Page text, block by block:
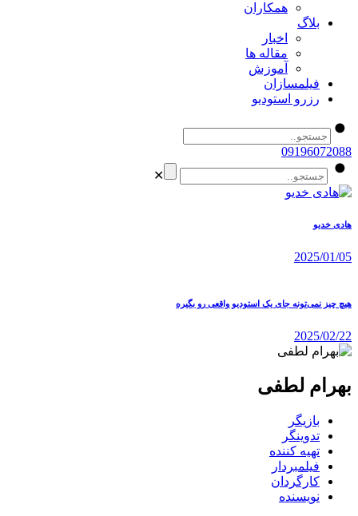
همکاران
بلاگ
اخبار
مقاله ها
آموزش
فیلمسازان
رزرو استودیو
09196072088
✕
هادی خدیو
2025/01/05
هیچ چیز نمی‌تونه جای یک استودیو واقعی رو بگیره
2025/02/22
بهرام لطفی
بازیگر
تدوینگر
تهیه کننده
فیلمبردار
کارگردان
نویسنده